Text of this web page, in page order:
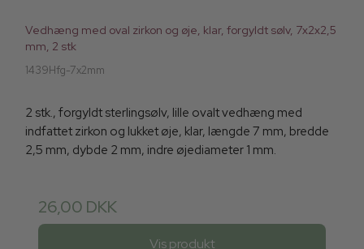
Vedhæng med oval zirkon og øje, klar, forgyldt sølv, 7x2x2,5
mm, 2 stk
1439Hfg-7x2mm
2 stk., forgyldt sterlingsølv, lille ovalt vedhæng med
indfattet zirkon og lukket øje, klar, længde 7 mm, bredde
2,5 mm, dybde 2 mm, indre øjediameter 1 mm.
26,00 DKK
Vis produkt